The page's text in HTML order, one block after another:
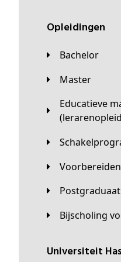
Opleidingen
Bachelor
Master
Educatieve master
Postgraduaat
Bijscholing
universiteit